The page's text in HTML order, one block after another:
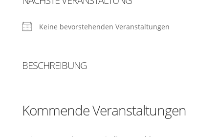
Keine bevorstehenden Veranstaltungen
BESCHREIBUNG
Kommende Veranstaltungen